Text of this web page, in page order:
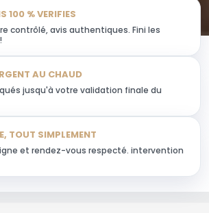
100 % VERIFIES
contrôlé, avis authentiques. Fini les
AU CHAUD
jusqu'à votre validation finale du
TOUT SIMPLEMENT
et rendez-vous respecté. intervention